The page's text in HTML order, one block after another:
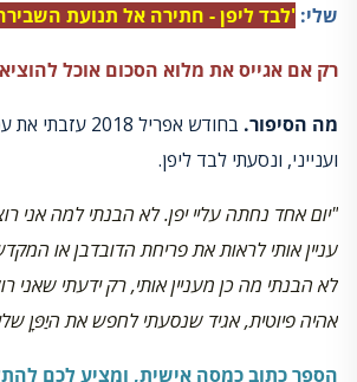
שלי: 'לבד ליפן - חתירה אל תנועת
רק אם אגייס את מלוא הסכום אוכל
מה הסיפור.
בחודש אפריל
וענייני, ונסעתי לבד ליפן.
"יום אחד נחתה עליי יפן. לא הבנתי למה אני
עניין אותי לראות את פריחת הדובדבן או
לא הבנתי מה כן מעניין אותי, רק ידעתי שאני
אהיה פיוטית, אגיד שנסעתי לחפש את היַפָּן
הספר כתוב כמסה אישית, ומציע לכם